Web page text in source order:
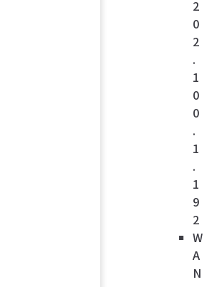
2
0
2
.
1
0
0
.
1
.
1
9
2
W
A
N